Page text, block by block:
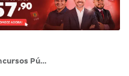
Concursos Públicos: movimentações de hoje! Veja AQUI